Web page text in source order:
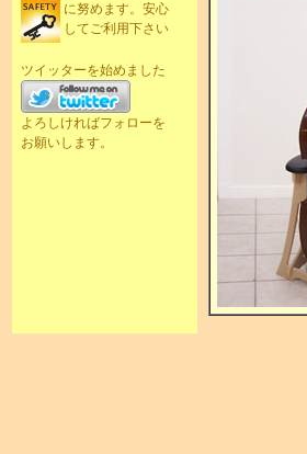
に努めます。安心
してご利用下さい
ツイッターを始めました
よろしければフォローを
お願いします。